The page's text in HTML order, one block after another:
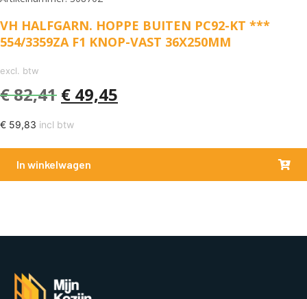
VH HALFGARN. HOPPE BUITEN PC92-KT ***
554/3359ZA F1 KNOP-VAST 36X250MM
excl. btw
€82,41 € 49,45
€ 59,83 incl btw
In winkelwagen